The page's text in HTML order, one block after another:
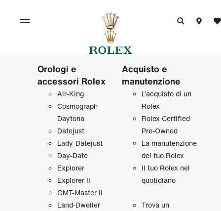
Orologi e
accessori Rolex
Air‑King
Cosmograph
Daytona
Datejust
Lady‑Datejust
Day‑Date
Explorer
Explorer II
GMT‑Master II
Land‑Dweller
Acquisto e
manutenzione
L’acquisto di un
Rolex
Rolex Certified
Pre‑Owned
La manutenzione
del tuo Rolex
Il tuo Rolex nel
quotidiano
Trova un